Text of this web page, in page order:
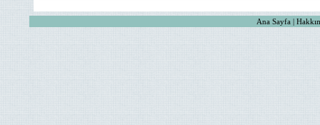
Ana Sayfa |